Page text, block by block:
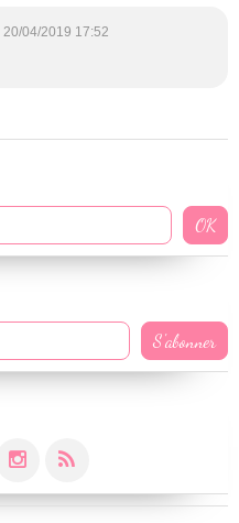
20/04/2019 17:52